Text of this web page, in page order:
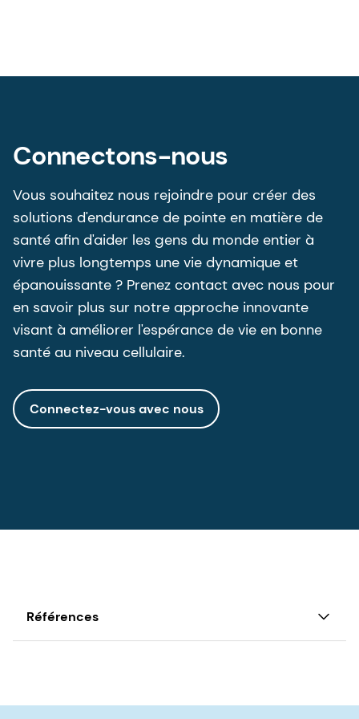
Connectons-nous
Vous souhaitez nous rejoindre pour créer des
solutions d'endurance de pointe en matière de
santé afin d'aider les gens du monde entier à
vivre plus longtemps une vie dynamique et
épanouissante ? Prenez contact avec nous pour
en savoir plus sur notre approche innovante
visant à améliorer l'espérance de vie en bonne
santé au niveau cellulaire.
Connectez-vous avec nous
Références